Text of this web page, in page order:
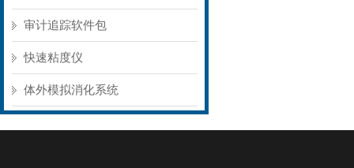
审计追踪软件包
快速粘度仪
体外模拟消化系统